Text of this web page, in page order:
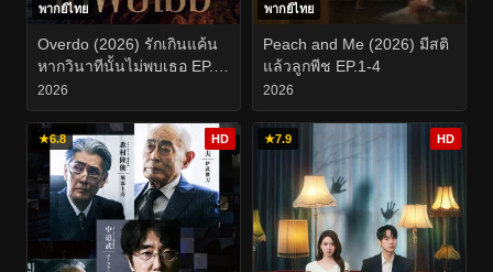
พากย์ไทย
Overdo (2026) รักเกินแค้น
หากวินาทีนั้นไม่พบเธอ EP.1-
33
2026
พากย์ไทย
Peach and Me (2026) มีสติ
แล้วลูกพีช EP.1-4
2026
★6.8 HD ★7.9 HD